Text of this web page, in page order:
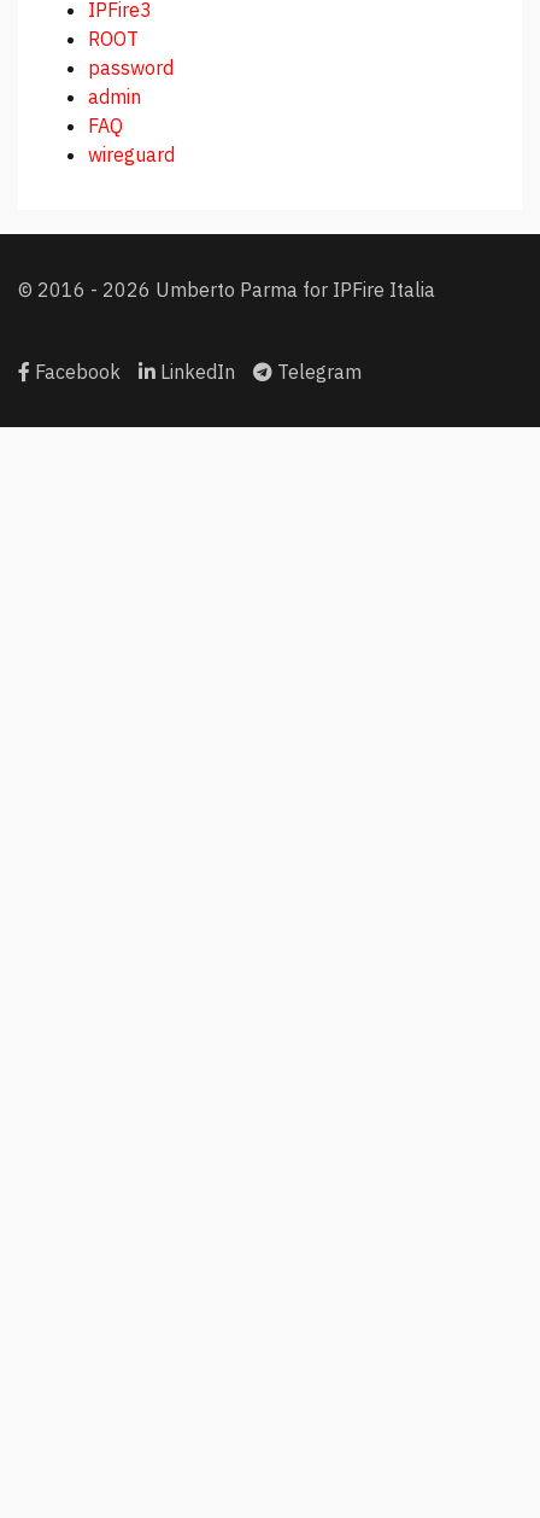
IPFire3
ROOT
password
admin
FAQ
wireguard
© 2016 - 2026 Umberto Parma for IPFire Italia
Facebook LinkedIn Telegram